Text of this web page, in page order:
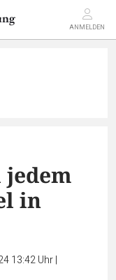
ANMELDEN
jedem
in
13:42 Uhr|